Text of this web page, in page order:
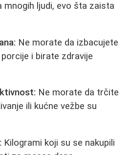
mnogih ljudi, evo šta zaista
Ne morate da izbacujete
i birate zdravije
Ne morate da trčite
ili kućne vežbe su
Kilogrami koji su se nakupili